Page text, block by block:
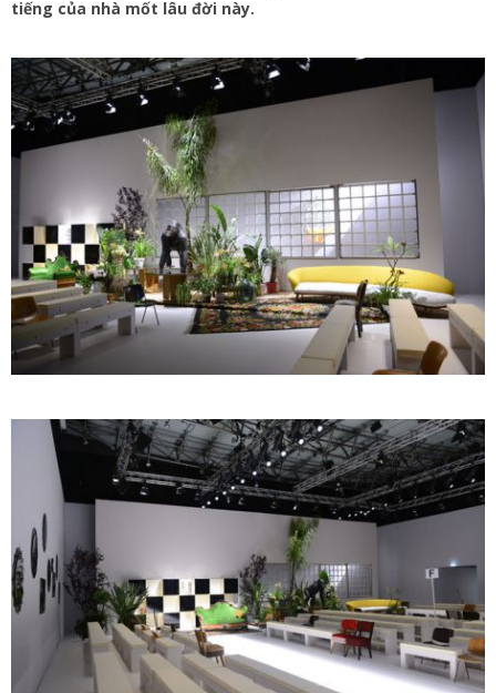
tiếng của nhà mốt lâu đời này.